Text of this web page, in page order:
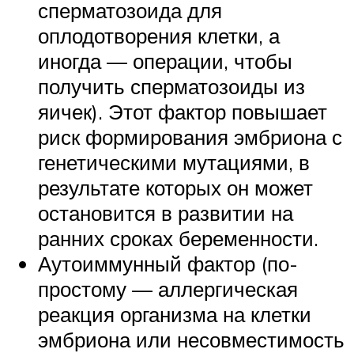
сперматозоида для
оплодотворения клетки, а
иногда — операции, чтобы
получить сперматозоиды из
яичек). Этот фактор повышает
риск формирования эмбриона с
генетическими мутациями, в
результате которых он может
остановится в развитии на
ранних сроках беременности.
Аутоиммунный фактор (по-
простому — аллергическая
реакция организма на клетки
эмбриона или несовместимость